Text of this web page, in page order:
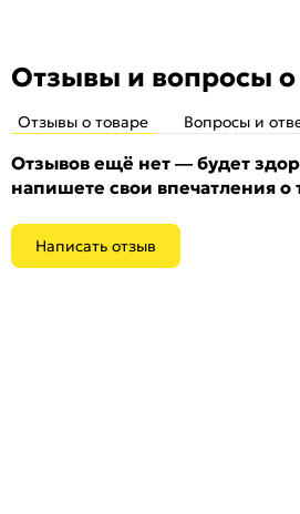
Вес 1 штуки, кг:
Материал:
Рисунок:
Количество шт. в упаковке:
Область применения:
Морозоустойчивость:
Отзывы и вопросы о
Отзывы о товаре Вопросы и
Отзывов ещё нет — будет
напишете свои впечатления о
Написать отзыв